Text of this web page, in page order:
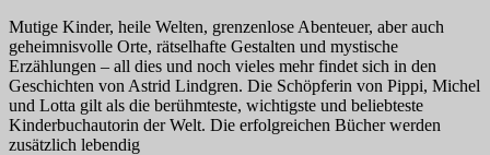
Mutige Kinder, heile Welten, grenzenlose Abenteuer, aber auch
geheimnisvolle Orte, rätselhafte Gestalten und mystische
Erzählungen – all dies und noch vieles mehr findet sich in den
Geschichten von Astrid Lindgren. Die Schöpferin von Pippi, Michel
und Lotta gilt als die berühmteste, wichtigste und beliebteste
Kinderbuchautorin der Welt. Die erfolgreichen Bücher werden
zusätzlich lebendig